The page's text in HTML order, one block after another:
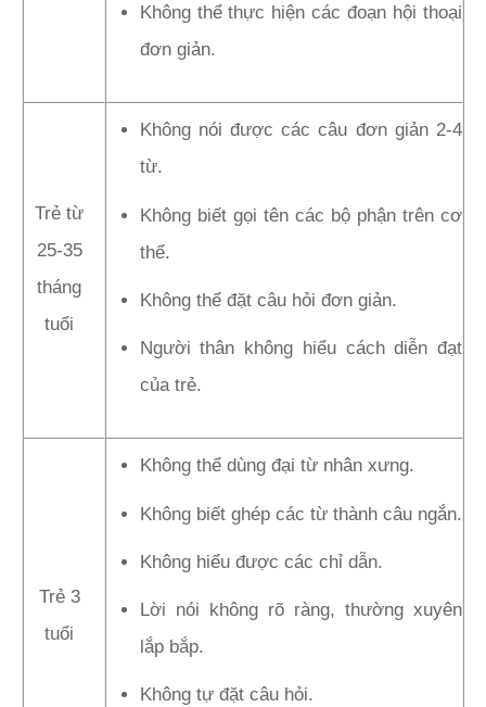
Không thể thực hiện các đoạn hội thoại
đơn giản.
Trẻ từ
25-35
tháng
tuổi
Không nói được các câu đơn giản 2-4
từ.
Không biết gọi tên các bộ phận trên cơ
thể.
Không thể đặt câu hỏi đơn giản.
Người thân không hiểu cách diễn đạt
của trẻ.
Trẻ 3
tuổi
Không thể dùng đại từ nhân xưng.
Không biết ghép các từ thành câu ngắn.
Không hiểu được các chỉ dẫn.
Lời nói không rõ ràng, thường xuyên
lắp bắp.
Không tự đặt câu hỏi.